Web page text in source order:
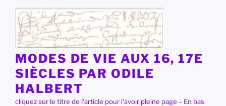
contenu
principal
MODES DE VIE AUX 16, 17E
SIÈCLES PAR ODILE
HALBERT
cliquez sur le titre de l'article pour l'avoir pleine page – En bas